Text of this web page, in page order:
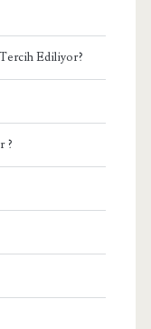
Ediliyor?
?